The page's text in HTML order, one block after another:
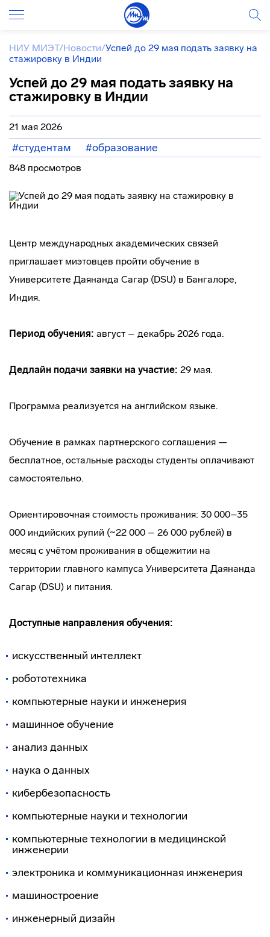
НИУ МИЭТ/Новости/Успей до 29 мая подать заявку на
стажировку в Индии
Успей до 29 мая подать заявку на
стажировку в Индии
21 мая 2026
#студентам #образование
848 просмотров
Центр международных академических связей
приглашает миэтовцев пройти обучение в
Университете Даянанда Сагар (DSU) в Бангалоре,
Индия.
Период обучения: август – декабрь 2026 года.
Дедлайн подачи заявки на участие: 29 мая.
Программа реализуется на английском языке.
Обучение в рамках партнерского соглашения —
бесплатное, остальные расходы студенты оплачивают
самостоятельно.
Ориентировочная стоимость проживания: 30 000–35
000 индийских рупий (~22 000 – 26 000 рублей) в
месяц с учётом проживания в общежитии на
территории главного кампуса Университета Даянанда
Сагар (DSU) и питания.
Доступные направления обучения:
искусственный интеллект
робототехника
компьютерные науки и инженерия
машинное обучение
анализ данных
наука о данных
кибербезопасность
компьютерные науки и технологии
компьютерные технологии в медицинской
инженерии
электроника и коммуникационная инженерия
машиностроение
инженерный дизайн